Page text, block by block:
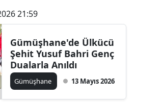
21:59
Gümüşhane'de Ülkücü
Şehit Yusuf Bahri Genç
Dualarla Anıldı
Gümüşhane 13 Mayıs 2026